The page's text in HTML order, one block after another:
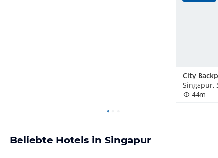
Singapur,
44m
Beliebte Hotels in Singapur